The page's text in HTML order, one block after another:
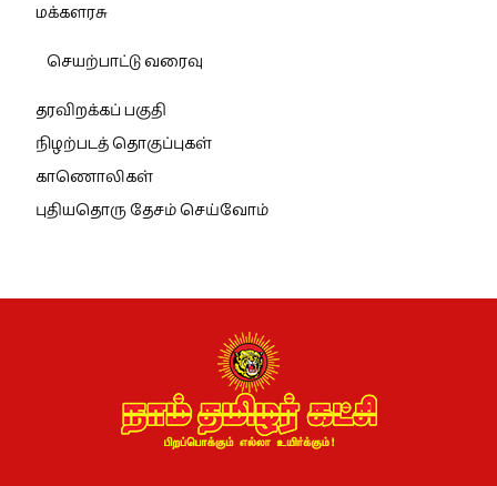
மக்களரசு
செயற்பாட்டு வரைவு
தரவிறக்கப் பகுதி
நிழற்படத் தொகுப்புகள்
காணொலிகள்
புதியதொரு தேசம் செய்வோம்